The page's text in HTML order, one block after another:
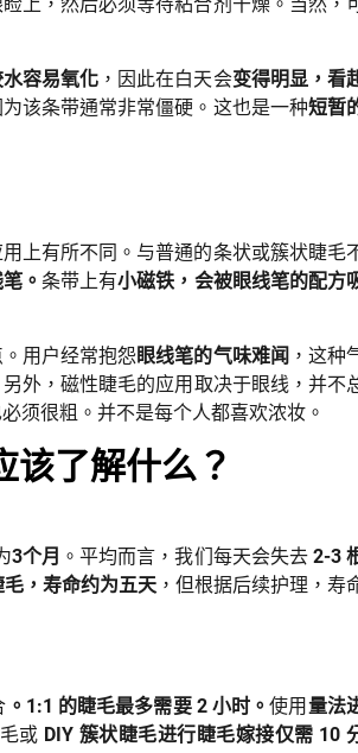
水容易氧化 ，因此在白天会变得明显，看
该条带通常非常僵硬。这也是一种短暂
上有所不同。与普通的条状或簇状睫毛
。 条带上有小磁铁，会被眼线笔的配方
用户经常抱怨眼线笔的气味难闻 ，这种
另外，磁性睫毛的应用取决于眼线，并不
须很粗。并不是每个人都喜欢浓妆。
该了解什么？
3个月 。平均而言，我们每天会失去 2-3
毛，寿命约为五天，但根据后续护理，寿
。1:1 的睫毛最多需要 2 小时。使用 量法
或 DIY 簇状睫毛进行睫毛嫁接仅需 10